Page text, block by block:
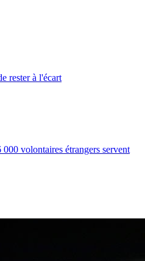
rester à l'écart
volontaires étrangers servent